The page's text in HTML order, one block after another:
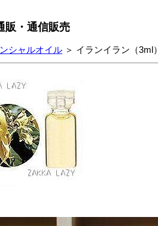
販・通信販売
シャルオイル ＞ イランイラン（3ml）